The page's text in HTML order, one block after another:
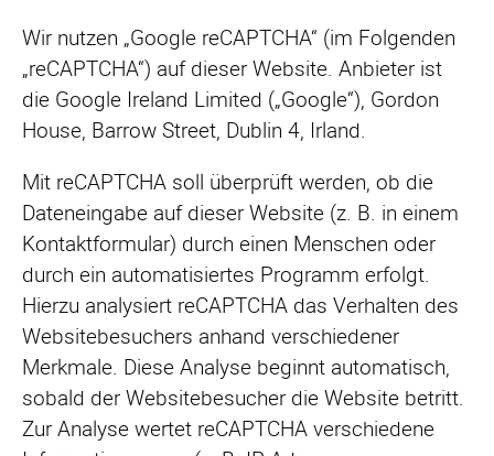
Wir nutzen „Google reCAPTCHA“ (im Folgenden
„reCAPTCHA“) auf dieser Website. Anbieter ist
die Google Ireland Limited („Google“), Gordon
House, Barrow Street, Dublin 4, Irland.
Mit reCAPTCHA soll überprüft werden, ob die
Dateneingabe auf dieser Website (z. B. in einem
Kontaktformular) durch einen Menschen oder
durch ein automatisiertes Programm erfolgt.
Hierzu analysiert reCAPTCHA das Verhalten des
Websitebesuchers anhand verschiedener
Merkmale. Diese Analyse beginnt automatisch,
sobald der Websitebesucher die Website betritt.
Zur Analyse wertet reCAPTCHA verschiedene